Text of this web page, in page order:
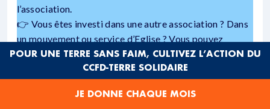
l’association.
👉 Vous êtes investi dans une autre association ? Dans
un mouvement ou service d’Eglise ? Vous pouvez
également vous inscrire !
Contact: champagneardenne@ccfd-terresolidaire.org
POUR UNE TERRE SANS FAIM, CULTIVEZ L’ACTION DU
CCFD-TERRE SOLIDAIRE
JE DONNE CHAQUE MOIS